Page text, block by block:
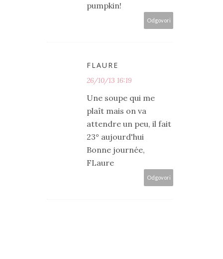
pumpkin!
Odgovori
FLAURE
26/10/13 16:19
Une soupe qui me
plaît mais on va
attendre un peu, il fait
23° aujourd'hui
Bonne journée,
FLaure
Odgovori